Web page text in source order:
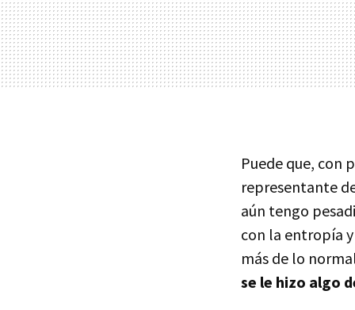
Puede que, con
representante
aún tengo
con la entropía
más de lo
se le hizo algo